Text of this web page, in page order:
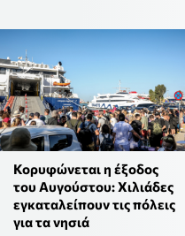
Κορυφώνεται η έξοδος
του Αυγούστου: Χιλιάδες
εγκαταλείπουν τις πόλεις
για τα νησιά